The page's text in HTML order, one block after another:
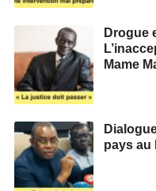
Drogue
Mame
pays au